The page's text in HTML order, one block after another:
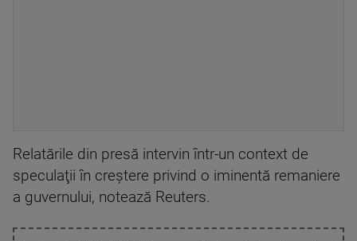
Relatările din presă intervin într-un context de
speculaţii în creştere privind o iminentă remaniere
a guvernului, notează Reuters.